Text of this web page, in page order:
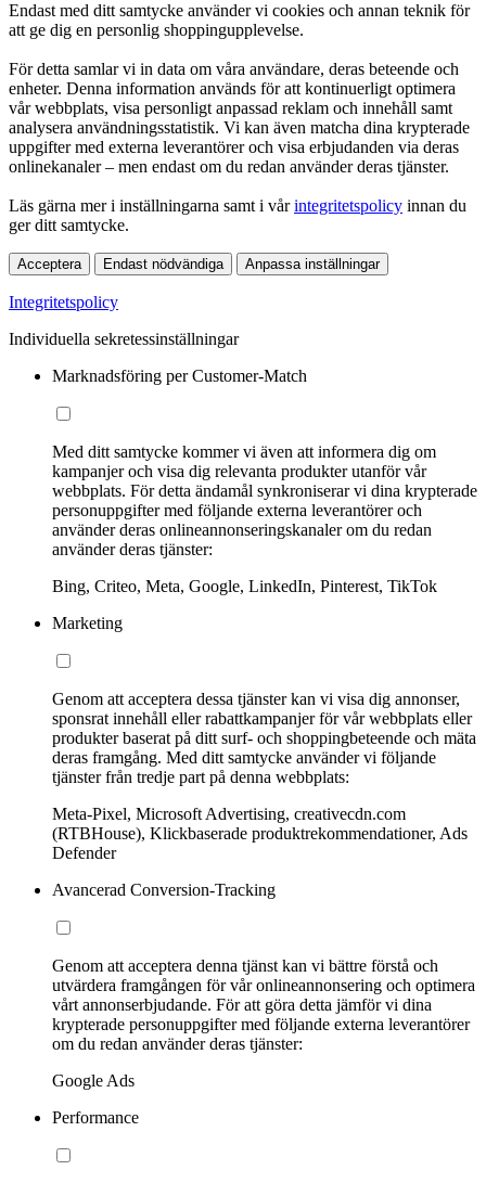
Endast med ditt samtycke använder vi cookies och annan teknik för
att ge dig en personlig shoppingupplevelse.
För detta samlar vi in data om våra användare, deras beteende och
enheter. Denna information används för att kontinuerligt optimera
vår webbplats, visa personligt anpassad reklam och innehåll samt
analysera användningsstatistik. Vi kan även matcha dina krypterade
uppgifter med externa leverantörer och visa erbjudanden via deras
onlinekanaler – men endast om du redan använder deras tjänster.
Läs gärna mer i inställningarna samt i vårintegritetspolicy innan du
ger ditt samtycke.
Acceptera Endast nödvändiga Anpassa inställningar
Integritetspolicy
Individuella sekretessinställningar
Marknadsföring per Customer-Match
Med ditt samtycke kommer vi även att informera dig om
kampanjer och visa dig relevanta produkter utanför vår
webbplats. För detta ändamål synkroniserar vi dina krypterade
personuppgifter med följande externa leverantörer och
använder deras onlineannonseringskanaler om du redan
använder deras tjänster:
Bing, Criteo, Meta, Google, LinkedIn, Pinterest, TikTok
Marketing
Genom att acceptera dessa tjänster kan vi visa dig annonser,
sponsrat innehåll eller rabattkampanjer för vår webbplats eller
produkter baserat på ditt surf- och shoppingbeteende och mäta
deras framgång. Med ditt samtycke använder vi följande
tjänster från tredje part på denna webbplats:
Meta-Pixel, Microsoft Advertising, creativecdn.com
(RTBHouse), Klickbaserade produktrekommendationer, Ads
Defender
Avancerad Conversion-Tracking
Genom att acceptera denna tjänst kan vi bättre förstå och
utvärdera framgången för vår onlineannonsering och optimera
vårt annonserbjudande. För att göra detta jämför vi dina
krypterade personuppgifter med följande externa leverantörer
om du redan använder deras tjänster:
Google Ads
Performance